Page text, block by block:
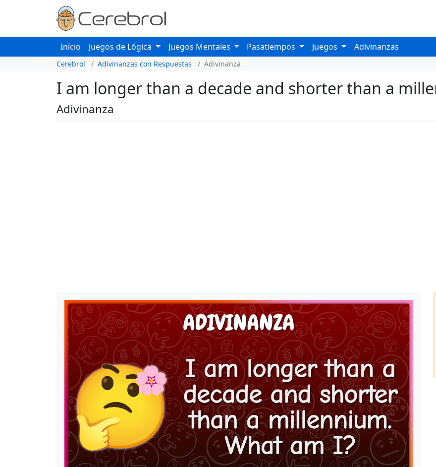
Início Juegos de Lógica Juegos Mentales Pasatiempos Juegos Adivinanzas
Cerebrol Adivinanzas con Respuestas Adivinanza
I am longer than a decade and shorter than a
Adivinanza